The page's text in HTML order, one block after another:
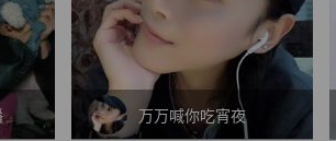
万万喊你吃宵夜